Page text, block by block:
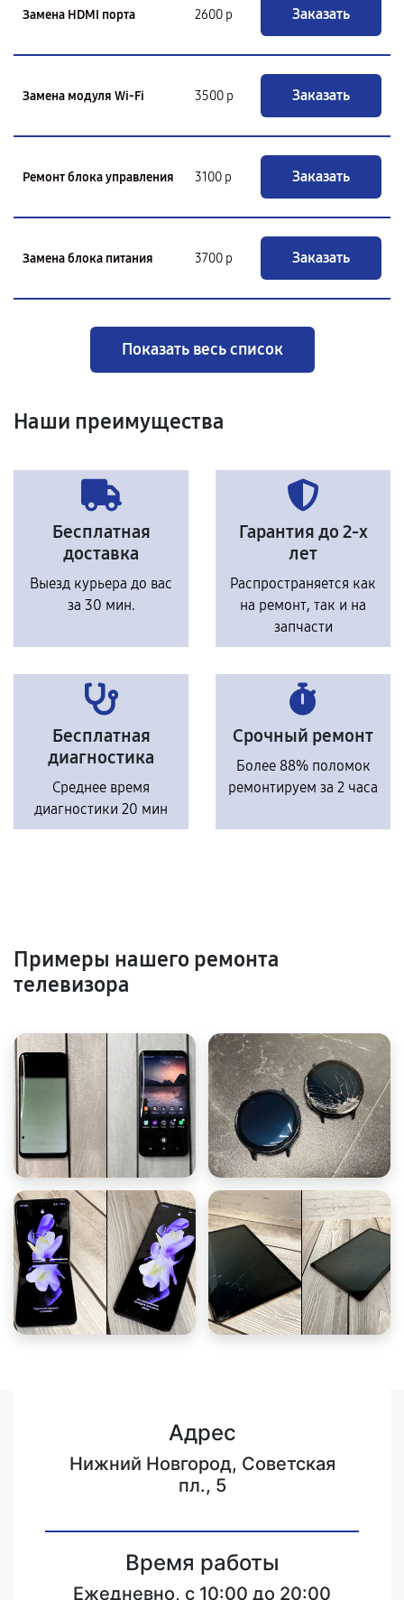
Замена HDMI порта 2600 р Заказать
Замена модуля Wi-Fi 3500 р Заказать
Ремонт блока управления 3100 р Заказать
Замена блока питания 3700 р Заказать
Показать весь список
Наши преимущества
Бесплатная
доставка
Выезд курьера до вас
за 30 мин.
Гарантия до 2-х
лет
Распространяется как
на ремонт, так и на
запчасти
Бесплатная
диагностика
Среднее время
диагностики 20 мин
Срочный ремонт
Более 88% поломок
ремонтируем за 2 часа
Примеры нашего ремонта
телевизора
Адрес
Нижний Новгород, Советская
пл., 5
Время работы
Ежедневно, с 10:00 до 20:00